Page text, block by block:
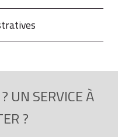
UN SERVICE À
?